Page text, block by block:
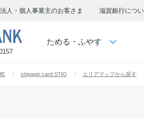
法人・個人事業主のお客さま 滋賀銀行につ
ためる・ふやす
shigagin card STIO エリアマップから探す